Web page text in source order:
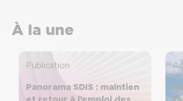
À la une
Publication
Panorama SDIS : maintien
et retour à l’emploi des